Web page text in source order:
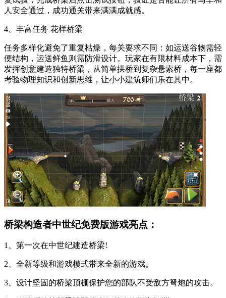
人安全通过，成功通关带来满满成就感。
4、丰富任务 花样桥梁
任务多样化避免了重复枯燥，每关要求不同：如运送谷物需轻
便结构，运送鲜鱼则需防滑设计。玩家在有限材料成本下，需
发挥创意建造独特桥梁，从简单拱桥到复杂悬索桥，每一座都
考验物理知识和创新思维，让小小建筑师们乐在其中。
桥梁构造者中世纪免费版游戏亮点：
1、第一次在中世纪建造桥梁!
2、全新等级和游戏模式带来全新的游戏。
3、设计坚固的桥梁顶棚保护您的部队不受敌方弩炮的攻击。